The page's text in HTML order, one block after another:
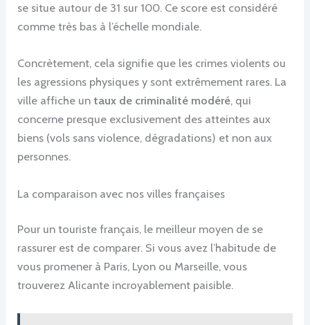
se situe autour de 31 sur 100. Ce score est considéré
comme très bas à l’échelle mondiale.
Concrètement, cela signifie que les crimes violents ou
les agressions physiques y sont extrêmement rares. La
ville affiche un taux de criminalité modéré, qui
concerne presque exclusivement des atteintes aux
biens (vols sans violence, dégradations) et non aux
personnes.
La comparaison avec nos villes françaises
Pour un touriste français, le meilleur moyen de se
rassurer est de comparer. Si vous avez l’habitude de
vous promener à Paris, Lyon ou Marseille, vous
trouverez Alicante incroyablement paisible.